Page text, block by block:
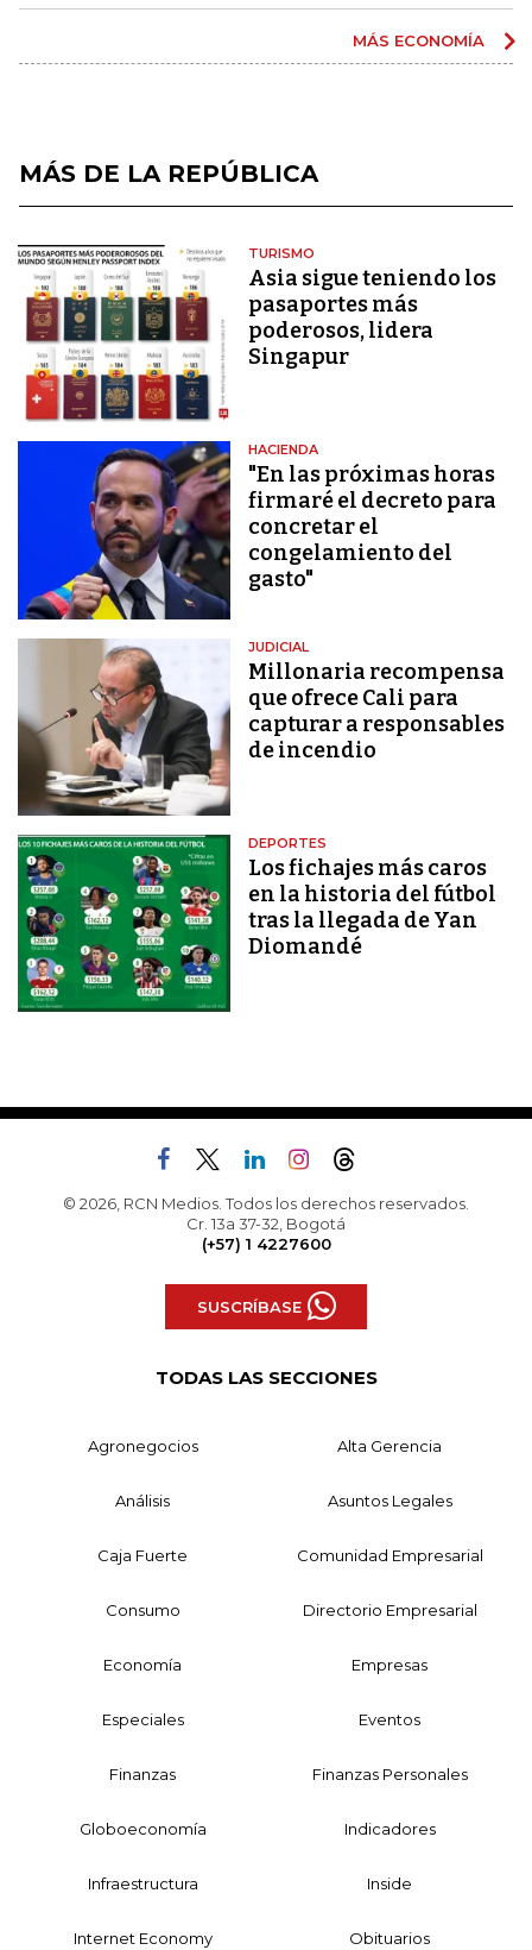
MÁS ECONOMÍA
MÁS DE LA REPÚBLICA
TURISMO
Asia sigue teniendo los
pasaportes más
poderosos, lidera
Singapur
HACIENDA
"En las próximas horas
firmaré el decreto para
concretar el
congelamiento del
gasto"
JUDICIAL
Millonaria recompensa
que ofrece Cali para
capturar a responsables
de incendio
DEPORTES
Los fichajes más caros
en la historia del fútbol
tras la llegada de Yan
Diomandé
© 2026, RCN Medios. Todos los derechos reservados.
Cr. 13a 37-32, Bogotá
(+57) 1 4227600
SUSCRÍBASE
TODAS LAS SECCIONES
Agronegocios Alta Gerencia
Análisis Asuntos Legales
Caja Fuerte Comunidad Empresarial
Consumo Directorio Empresarial
Economía Empresas
Especiales Eventos
Finanzas Finanzas Personales
Globoeconomía Indicadores
Infraestructura Inside
Internet Economy Obituarios